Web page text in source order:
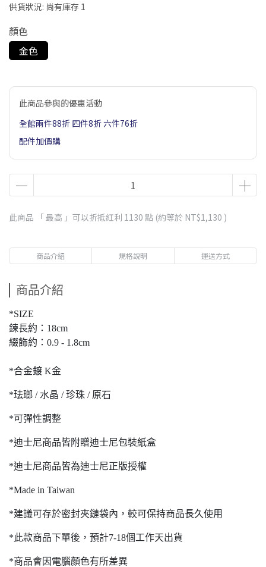
供貨狀況: 尚有庫存 1
顏色
金色
此商品參與的優惠活動
全館兩件88折 四件8折 六件76折
配件加價購
此商品 「 最高 」可以折抵紅利 1130 點 (約等於 NT$1,130 )
商品介紹 規格說明 運送方式
商品介紹
*SIZE
鍊長約：18cm
綴飾約：0.9 - 1.8cm
*合金鍍 K金
*珐瑯 / 水晶 / 珍珠 / 原石
*可彈性調整
*迪士尼商品皆附贈迪士尼包裝紙盒
*迪士尼商品皆為迪士尼正版授權
*Made in Taiwan
*建議可存於密封夾鏈袋內，較可保持商品長久使用
*此款商品下單後，預計7-18個工作天出貨
*商品會因電腦顏色有所差異